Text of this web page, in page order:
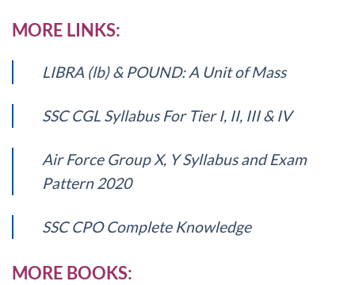
MORE LINKS:
LIBRA (lb) & POUND: A Unit of Mass
SSC CGL Syllabus For Tier I, II, III & IV
Air Force Group X, Y Syllabus and Exam
Pattern 2020
SSC CPO Complete Knowledge
MORE BOOKS: